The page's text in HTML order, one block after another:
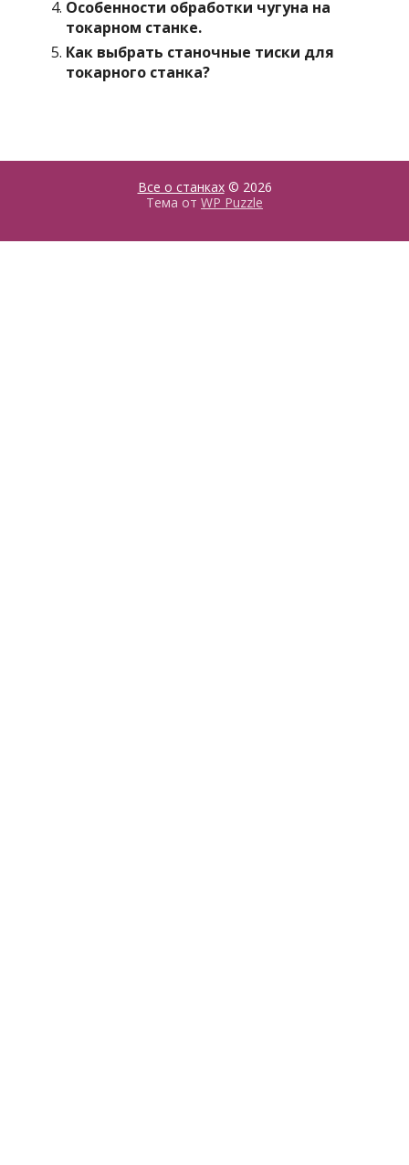
Особенности обработки чугуна на
токарном станке.
Как выбрать станочные тиски для
токарного станка?
Все о станках© 2026
Тема от WP Puzzle